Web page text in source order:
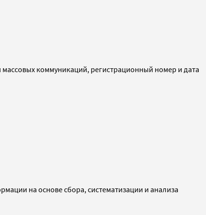
коммуникаций, регистрационный номер и дата
на основе сбора, систематизации и анализа